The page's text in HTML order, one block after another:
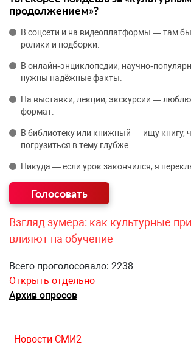
продолжением»?
В соцсети и на видеоплатформы — там
ролики и подборки.
В онлайн‑энциклопедии,
нужны надёжные факты.
На выставки, лекции, экскурсии —
формат.
В библиотеку или книжный — ищу книгу,
погрузиться в тему глубже.
Никуда — если урок закончился, я
Взгляд зумера: как культурные
влияют на обучение
Всего проголосовало: 2238
Открыть отдельно
Архив опросов
Новости СМИ2